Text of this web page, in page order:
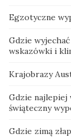
Egzotyczne
Gdzie
wskazówki i
Krajobrazy
Gdzie najlepiej
świąteczny
Gdzie zimą